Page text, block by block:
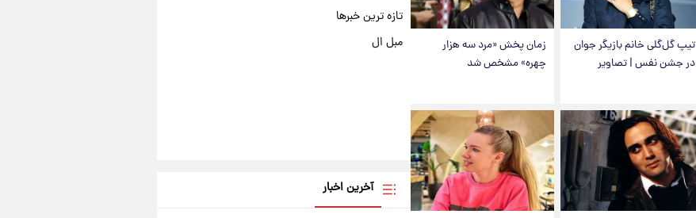
تیپ گل‌گلی خانم بازیگر جوان
در جشن نفس | تصاویر
زمان پخش «مرد سه هزار
چهره» مشخص شد
تازه ترین خبرها
مبل ال
آخرین اخبار